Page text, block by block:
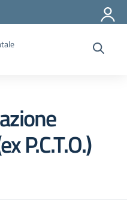
P.C.T.O.)